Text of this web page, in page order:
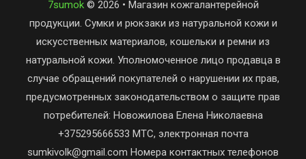
7sumok© 2026 • Магазин кожгалантерейной
продукции. Сумки и рюкзаки из натуральной кожи и
искусственных материалов, кошельки и ремни из
натуральной кожи. Уполномоченное лицо продавца в
случае обращений покупателей о нарушении их прав,
предусмотренных законодательством о защите прав
потребителей: Новожилова Елена Николаевна
+375295666533 МТС, электронная почта
sumkivolk@gmail.com Номера контактных телефонов